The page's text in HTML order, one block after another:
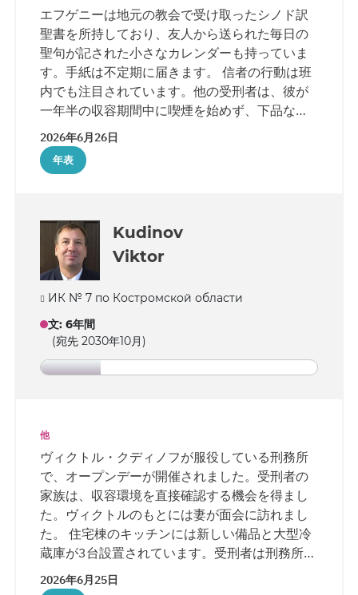
エフゲニーは地元の教会で受け取ったシノド訳
聖書を所持しており、友人から送られた毎日の
聖句が記された小さなカレンダーも持っていま
す。手紙は不定期に届きます。 信者の行動は班
内でも注目されています。他の受刑者は、彼が
一年半の収容期間中に喫煙を始めず、下品な言
葉を一度も口にせず、明るさと平静さを保ち続
けていることを指摘しています。
2026年6月26日
年表
Kudinov
Viktor
ИК № 7 по Костромской области
文: 6年間
(宛先 2030年10月)
他
ヴィクトル・クディノフが服役している刑務所
で、オープンデーが開催されました。受刑者の
家族は、収容環境を直接確認する機会を得まし
た。ヴィクトルのもとには妻が面会に訪れまし
た。 住宅棟のキッチンには新しい備品と大型冷
蔵庫が3台設置されています。受刑者は刑務所の
教育棟で学ぶことができます。ここには、教
室、美術・音楽のクラス、プレイルーム、集会
2026年6月25日